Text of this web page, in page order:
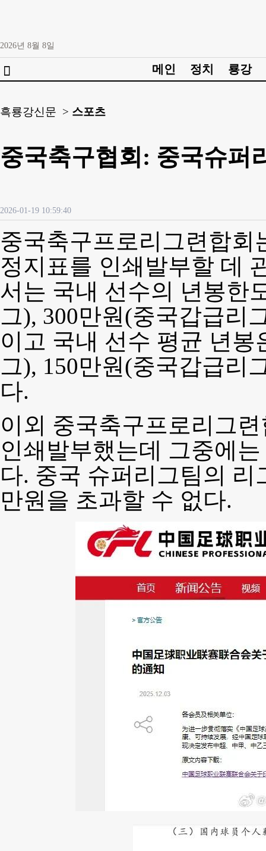
2026년 8월 8일
 메인 정치 룡강
흑룡강신문 > 스포츠
중국축구협회: 중국슈퍼
2026-01-19 10:59:40
중국축구프로리그련합회
정지표를 인쇄발부할 데
서는 국내 선수의 년봉한
그), 300만원(중국갑급리
이고 국내 선수 평균 년
그), 150만원(중국갑급리
다.
이외 중국축구프로리그
인쇄발부했는데 그중에
다. 중국 슈퍼리그팀의 리
만원을 초과할 수 없다.